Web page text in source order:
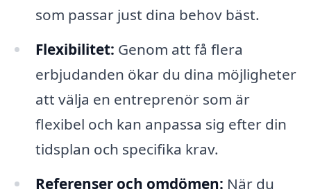
som passar just dina behov bäst.
Flexibilitet: Genom att få flera
erbjudanden ökar du dina möjligheter
att välja en entreprenör som är
flexibel och kan anpassa sig efter din
tidsplan och specifika krav.
Referenser och omdömen: När du